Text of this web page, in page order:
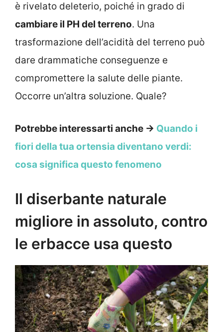
è rivelato deleterio, poiché in grado di
cambiare il PH del terreno. Una
trasformazione dell’acidità del terreno può
dare drammatiche conseguenze e
compromettere la salute delle piante.
Occorre un’altra soluzione. Quale?
Potrebbe interessarti anche → Quando i
fiori della tua ortensia diventano verdi:
cosa significa questo fenomeno
Il diserbante naturale
migliore in assoluto, contro
le erbacce usa questo